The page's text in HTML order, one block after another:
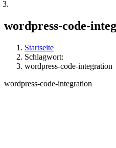
wordpress-code-
Startseite
Schlagwort:
wordpress-code-integration
wordpress-code-integration